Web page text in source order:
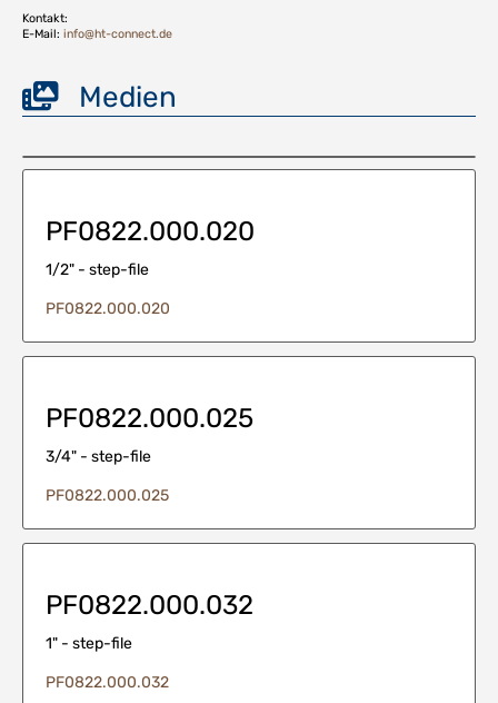
Kontakt:
E-Mail: info@ht-connect.de
Medien
PF0822.000.020
1/2" - step-file
PF0822.000.020
PF0822.000.025
3/4" - step-file
PF0822.000.025
PF0822.000.032
1" - step-file
PF0822.000.032